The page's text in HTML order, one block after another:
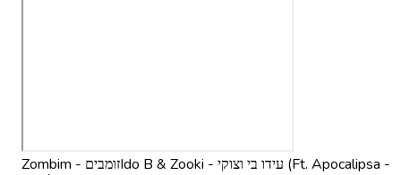
Zombim - זומביםIdo B & Zooki - עידו בי וצוקי (Ft. Apocalipsa -